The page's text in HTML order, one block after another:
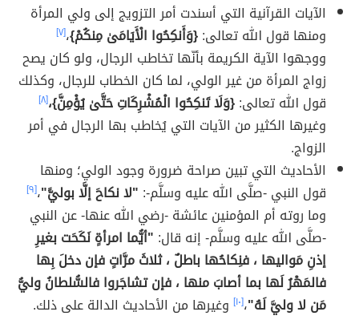
الآيات القرآنية التي أسندت أمر التزويج إلى ولي المرأة
ومنها قول الله تعالى:{وَأَنكِحُوا الْأَيَامَىٰ مِنكُمْ}،[٧]
ووجهوا الآية الكريمة بأنّها تخاطب الرجال، ولو كان يصح
زواج المرأة من غير الولي، لما كان الخطاب للرجال، وكذلك
قول الله تعالى:{وَلَا تَنكِحُوا الْمُشْرِكَاتِ حَتَّىٰ يُؤْمِنَّ}،[٨]
وغيرها الكثير من الآيات التي يُخاطب بها الرجال في أمر
الزواج.
الأحاديث التي تبين صراحة ضرورة وجود الولي؛ ومنها
قول النبي -صلَّى الله عليه وسلَّم-: "لا نكاحَ إلَّا بوليًّ"،[٩]
وما روته أم المؤمنين عائشة -رضي الله عنها- عن النبي
-صلَّى الله عليه وسلَّم- إنه قال: "أيُّما امرأةٍ نَكَحَت بغيرِ
إذنِ مَواليها ، فنِكاحُها باطلٌ ، ثلاثَ مرَّاتٍ فإن دخلَ بِها
فالمَهْرُ لَها بما أصابَ منها ، فإن تشاجَروا فالسُّلطانُ وليُّ
مَن لا وليَّ لَهُ"،[١٠] وغيرها من الأحاديث الدالة على ذلك.